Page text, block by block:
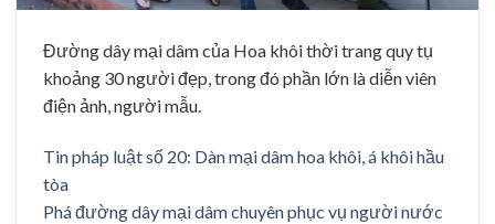
Đường dây mại dâm của Hoa khôi thời trang quy tụ
khoảng 30 người đẹp, trong đó phần lớn là diễn viên
điện ảnh, người mẫu.
Tin pháp luật số 20: Dàn mại dâm hoa khôi, á khôi hầu
tòa
Phá đường dây mại dâm chuyên phục vụ người nước